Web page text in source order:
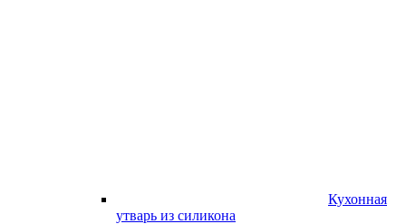
Кухонная
утварь из силикона